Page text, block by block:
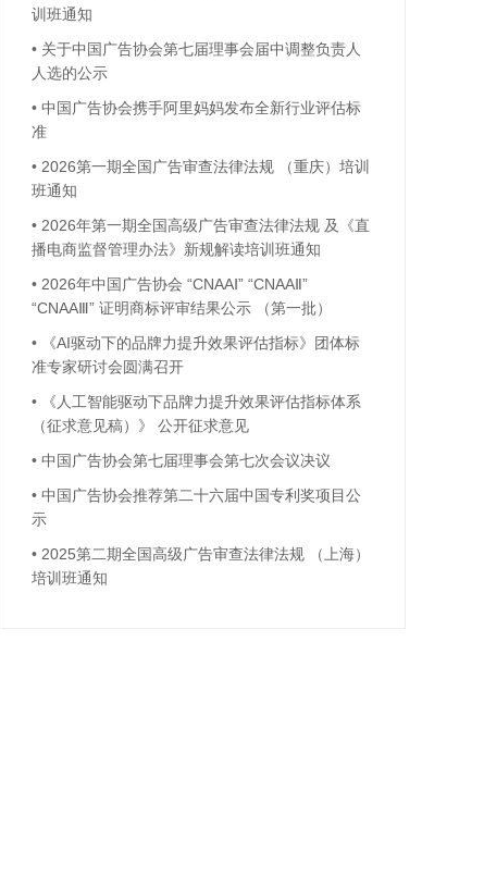
训班通知
• 关于中国广告协会第七届理事会届中调整负责人
人选的公示
• 中国广告协会携手阿里妈妈发布全新行业评估标
准
• 2026第一期全国广告审查法律法规 （重庆）培训
班通知
• 2026年第一期全国高级广告审查法律法规 及《直
播电商监督管理办法》新规解读培训班通知
• 2026年中国广告协会 “CNAAⅠ” “CNAAⅡ”
“CNAAⅢ” 证明商标评审结果公示 （第一批）
•
《AI驱动下的品牌力提升效果评估指标》团体标
准专家研讨会圆满召开
•
《人工智能驱动下品牌力提升效果评估指标体系
（征求意见稿）》 公开征求意见
• 中国广告协会第七届理事会第七次会议决议
• 中国广告协会推荐第二十六届中国专利奖项目公
示
• 2025第二期全国高级广告审查法律法规 （上海）
培训班通知